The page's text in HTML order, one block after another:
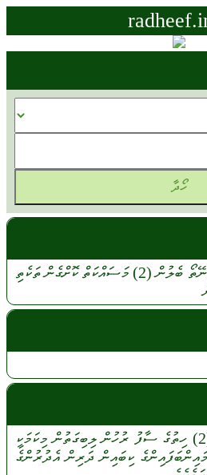
ބެލުން(2) މަސައްކަތްކޮށްގެންތަކެތި
ހިތުގެސާފު ރުހުންލިބިގަތުންމިކަމަކީ
މައިންބަފައިންގެ ކިބައިން ދަރިންއެދުރުންގެ